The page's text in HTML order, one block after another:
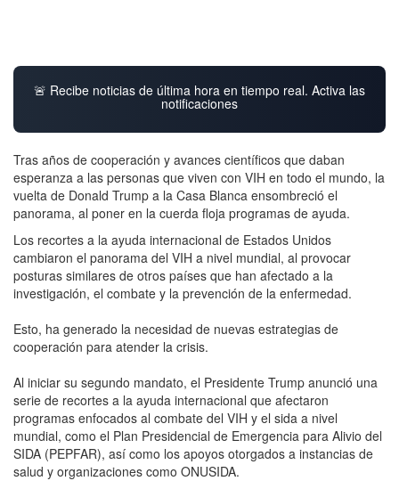
🚨 Recibe noticias de última hora en tiempo real. Activa las
notificaciones
Tras años de cooperación y avances científicos que daban
esperanza a las personas que viven con VIH en todo el mundo, la
vuelta de Donald Trump a la Casa Blanca ensombreció el
panorama, al poner en la cuerda floja programas de ayuda.
Los recortes a la ayuda internacional de Estados Unidos
cambiaron el panorama del VIH a nivel mundial, al provocar
posturas similares de otros países que han afectado a la
investigación, el combate y la prevención de la enfermedad.
Esto, ha generado la necesidad de nuevas estrategias de
cooperación para atender la crisis.
Al iniciar su segundo mandato, el Presidente Trump anunció una
serie de recortes a la ayuda internacional que afectaron
programas enfocados al combate del VIH y el sida a nivel
mundial, como el Plan Presidencial de Emergencia para Alivio del
SIDA (PEPFAR), así como los apoyos otorgados a instancias de
salud y organizaciones como ONUSIDA.